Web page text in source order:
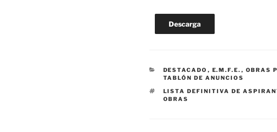
Descarga
CATEGORÍAS
DESTACADO , E.M.F.E. , OBRAS
TABLÓN DE ANUNCIOS
ETIQUETAS
LISTA DEFINITIVA DE
OBRAS